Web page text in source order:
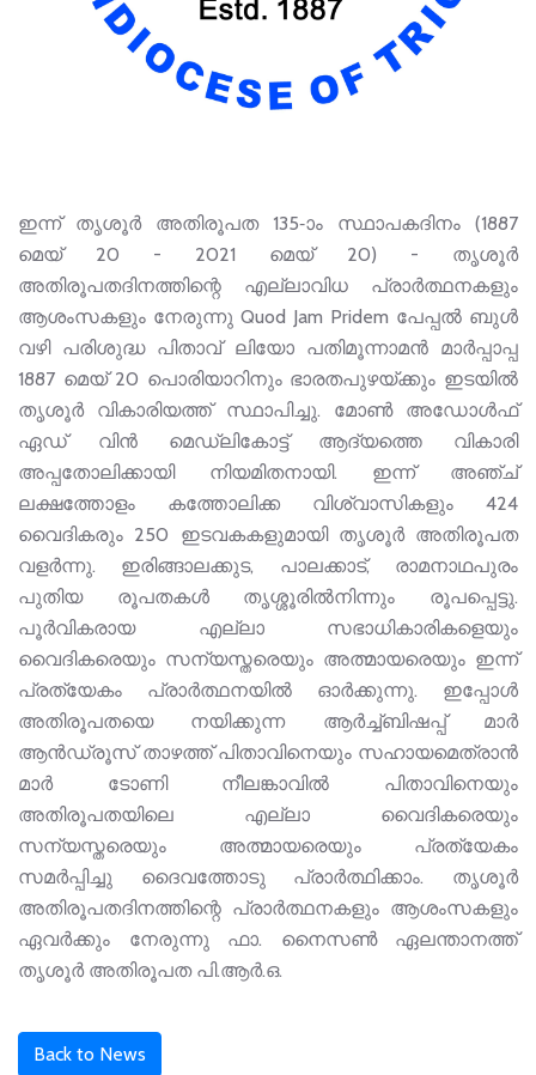
ഇന്ന് തൃശൂർ അതിരൂപത 135-ാം സ്ഥാപകദിനം (1887
മെയ് 20 - 2021 മെയ് 20) - തൃശൂർ
അതിരൂപതദിനത്തിന്റെ എല്ലാവിധ പ്രാർത്ഥനകളും
ആശംസകളും നേരുന്നു Quod Jam Pridem പേപ്പൽ ബുൾ
വഴി പരിശുദ്ധ പിതാവ് ലിയോ പതിമൂന്നാമൻ മാർപ്പാപ്പ
1887 മെയ് 20 പൊരിയാറിനും ഭാരതപുഴയ്ക്കും ഇടയിൽ
തൃശൂർ വികാരിയത്ത് സ്ഥാപിച്ചു. മോൺ അഡോൾഫ്
ഏഡ് വിൻ മെഡ്ലികോട്ട് ആദ്യത്തെ വികാരി
അപ്പതോലിക്കായി നിയമിതനായി. ഇന്ന് അഞ്ച്
ലക്ഷത്തോളം കത്തോലിക്ക വിശ്വാസികളും 424
വൈദികരും 250 ഇടവകകളുമായി തൃശൂർ അതിരൂപത
വളർന്നു. ഇരിങ്ങാലക്കുട, പാലക്കാട്, രാമനാഥപുരം
പുതിയ രൂപതകൾ തൃശ്ശൂരിൽനിന്നും രൂപപ്പെട്ടു.
പൂർവികരായ എല്ലാ സഭാധികാരികളെയും
വൈദികരെയും സന്യസ്തരെയും അത്മായരെയും ഇന്ന്
പ്രത്യേകം പ്രാർത്ഥനയിൽ ഓർക്കുന്നു. ഇപ്പോൾ
അതിരൂപതയെ നയിക്കുന്ന ആർച്ച്ബിഷപ്പ് മാർ
ആൻഡ്രൂസ് താഴത്ത് പിതാവിനെയും സഹായമെത്രാൻ
മാർ ടോണി നീലങ്കാവിൽ പിതാവിനെയും
അതിരൂപതയിലെ എല്ലാ വൈദികരെയും
സന്യസ്തരെയും അത്മായരെയും പ്രത്യേകം
സമർപ്പിച്ചു ദൈവത്തോടു പ്രാർത്ഥിക്കാം. തൃശൂർ
അതിരൂപതദിനത്തിന്റെ പ്രാർത്ഥനകളും ആശംസകളും
ഏവർക്കും നേരുന്നു ഫാ. നൈസൺ ഏലന്താനത്ത്
തൃശൂർ അതിരൂപത പി.ആർ.ഒ.
Back to News